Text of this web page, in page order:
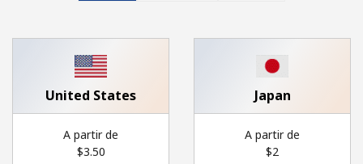
Restez en contact pour obtenir nos meilleures offres.
En créant un compte sur ce site, j'accepte les présentes
Conditions générales.
United States
A partir de
⁦$3.50⁩
Japan
A partir de
⁦$2⁩